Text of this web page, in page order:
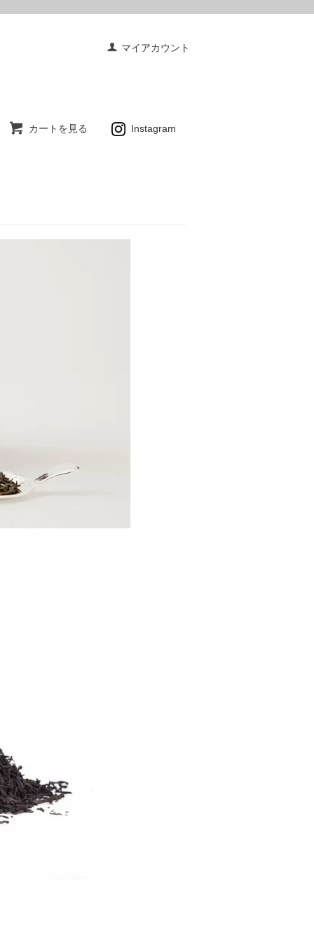
マイアカウント
カートを見る Instagram